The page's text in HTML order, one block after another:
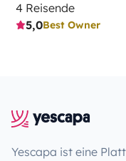
4 Reisende
5,0Best Owner
Yescapa ist eine